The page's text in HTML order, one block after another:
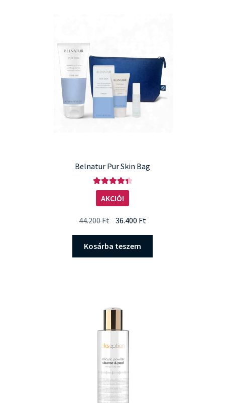
Belnatur Pur Skin Bag
Értékelés:
4.50/ 5
AKCIÓ!
44.200Ft Original
was:
44.200 Ft.
36.400 Ft
36.400 Ft.
Kosárba teszem